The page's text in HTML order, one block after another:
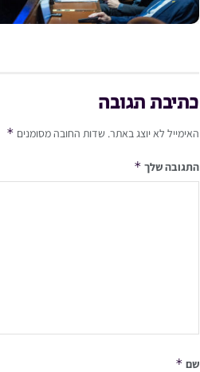
כתיבת תגובה
האימייל לא יוצג באתר. שדות החובה מסומנים *
התגובה שלך *
שם *